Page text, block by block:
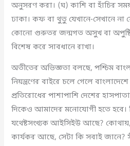
অনুসরণ করা। (ঘ) কাশি বা হাঁচির
ঢাকা। কফ বা থুতু যেখানে-সেখানে
কোনো গুরুতর জন্মগত অসুখ বা
বিশেষ করে সাবধানে রাখা।
অতীতের অভিজ্ঞতা বলছে, পশ্চিম
নিয়ন্ত্রণের বাইরে চলে গেলে
প্রতিরোধের পাশাপাশি দেশের
দিকেও আমাদের মনোযোগী হতে
যথেষ্টসংখ্যক আইসিইউ আছে?
কার্যকর আছে, সেটা কি সবাই জানে?